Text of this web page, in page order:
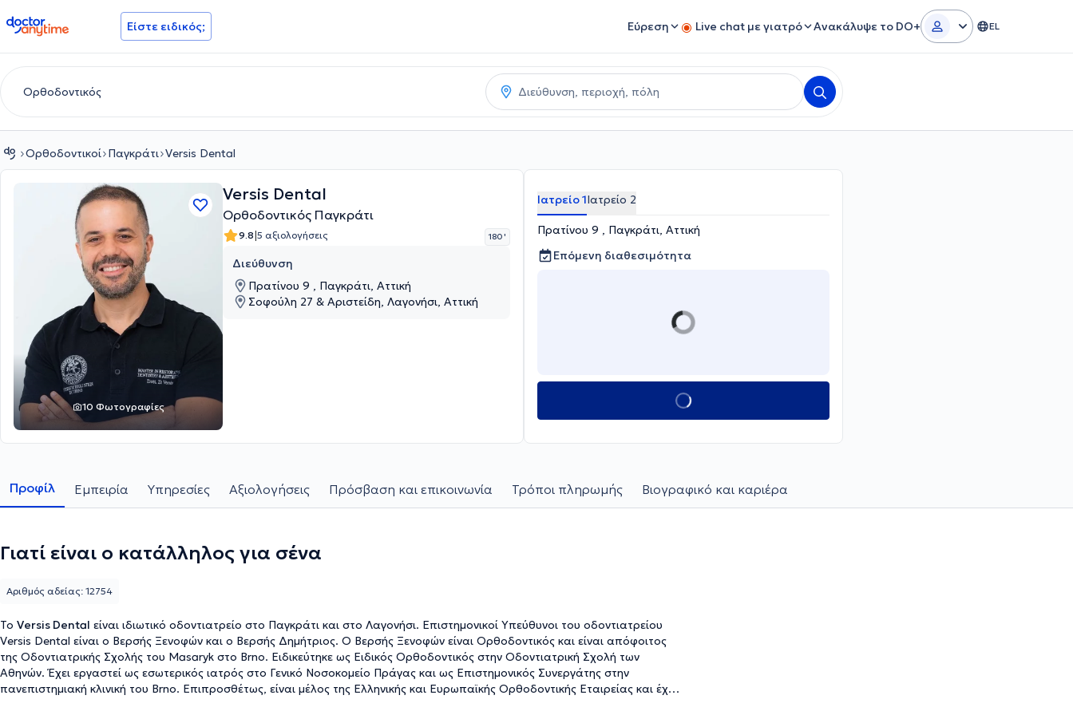
doctoranytime Είστε ειδικός; Εύρεση Live chat με γιατρό Ανακάλυψε το DO+ EL
Ορθοδοντικοί Παγκράτι Versis Dental
10 Φωτογραφίες
Versis Dental
Ορθοδοντικός Παγκράτι
9.8|5 αξιολογήσεις 180 '
Διεύθυνση
Πρατίνου 9 , Παγκράτι, Αττική
Σοφούλη 27 & Αριστείδη, Λαγονήσι, Αττική
Ιατρείο 1Ιατρείο 2
Πρατίνου 9 , Παγκράτι, Αττική
Επόμενη διαθεσιμότητα
Προφίλ Εμπειρία Υπηρεσίες Αξιολογήσεις Πρόσβαση και επικοινωνία Τρόποι πληρωμής Βιογραφικό και καριέρα
Γιατί είναι ο κατάλληλος για σένα
Το Versis Dental είναι ιδιωτικό οδοντιατρείο στο Παγκράτι και στο Λαγονήσι. Επιστημονικοί Υπεύθυνοι του οδοντιατρείου
Versis Dental είναι ο Βερσής Ξενοφών και ο Βερσής Δημήτριος. Ο Βερσής Ξενοφών είναι Ορθοδοντικός και είναι απόφοιτος
της Οδοντιατρικής Σχολής του Masaryk στο Brno. Ειδικεύτηκε ως Ειδικός Ορθοδοντικός στην Οδοντιατρική Σχολή των
Αθηνών. Έχει εργαστεί ως εσωτερικός ιατρός στο Γενικό Νοσοκομείο Πράγας και ως Επιστημονικός Συνεργάτης στην
πανεπιστημιακή κλινική του Brno. Επιπροσθέτως, είναι μέλος της Ελληνικής και Ευρωπαϊκής Ορθοδοντικής Εταιρείας και έχει
Αριθμός αδείας: 12754